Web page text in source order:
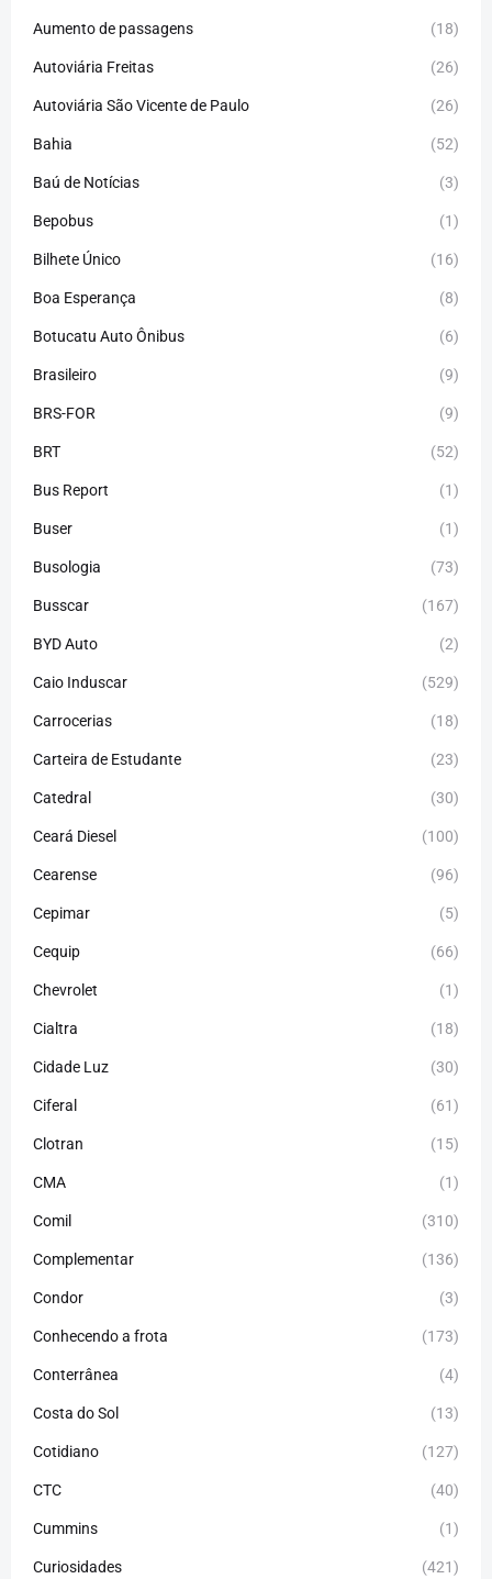
Aumento de passagens (18)
Autoviária Freitas (26)
Autoviária São Vicente de Paulo (26)
Bahia (52)
Baú de Notícias (3)
Bepobus (1)
Bilhete Único (16)
Boa Esperança (8)
Botucatu Auto Ônibus (6)
Brasileiro (9)
BRS-FOR (9)
BRT (52)
Bus Report (1)
Buser (1)
Busologia (73)
Busscar (167)
BYD Auto (2)
Caio Induscar (529)
Carrocerias (18)
Carteira de Estudante (23)
Catedral (30)
Ceará Diesel (100)
Cearense (96)
Cepimar (5)
Cequip (66)
Chevrolet (1)
Cialtra (18)
Cidade Luz (30)
Ciferal (61)
Clotran (15)
CMA (1)
Comil (310)
Complementar (136)
Condor (3)
Conhecendo a frota (173)
Conterrânea (4)
Costa do Sol (13)
Cotidiano (127)
CTC (40)
Cummins (1)
Curiosidades (421)